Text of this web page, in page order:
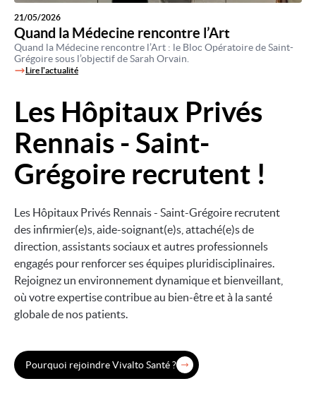
21/05/2026
Quand la Médecine rencontre l’Art
Quand la Médecine rencontre l’Art : le Bloc Opératoire de Saint-
Grégoire sous l’objectif de Sarah Orvain.
Lire l'actualité
Image
Les Hôpitaux Privés
Rennais - Saint-
Grégoire recrutent !
Les Hôpitaux Privés Rennais - Saint-Grégoire recrutent
des infirmier(e)s, aide-soignant(e)s, attaché(e)s de
direction, assistants sociaux et autres professionnels
engagés pour renforcer ses équipes pluridisciplinaires.
Rejoignez un environnement dynamique et bienveillant,
où votre expertise contribue au bien-être et à la santé
globale de nos patients.
Pourquoi rejoindre Vivalto Santé ?